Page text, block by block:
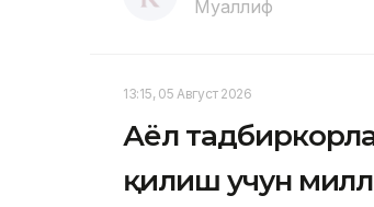
Муаллиф
13:15, 05 Август 2026
Аёл
қилиш учун